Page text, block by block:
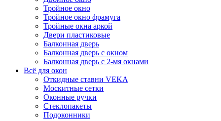
Тройное окно
Тройное окно фрамуга
Тройные окна аркой
Двери пластиковые
Балконная дверь
Балконная дверь с окном
Балконная дверь с 2-мя окнами
Всё для окон
Откидные ставни VEKA
Москитные сетки
Оконные ручки
Стеклопакеты
Подоконники